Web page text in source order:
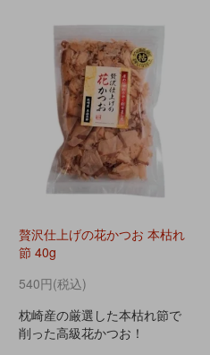
贅沢仕上げの花かつお 本枯れ
節 40g
540円(税込)
枕崎産の厳選した本枯れ節で
削った高級花かつお！